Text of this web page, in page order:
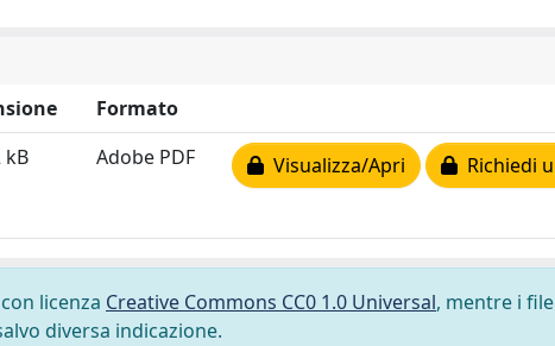
Formato
kB Adobe PDF Visualizza/Apri Richiedi
licenza Creative Commons CC0 1.0 Universal, mentre i
diversa indicazione.